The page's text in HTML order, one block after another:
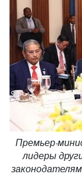
Премьер-
лидеры